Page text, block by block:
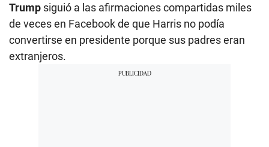
Trump siguió a las afirmaciones compartidas miles
de veces en Facebook de que Harris no podía
convertirse en presidente porque sus padres eran
extranjeros.